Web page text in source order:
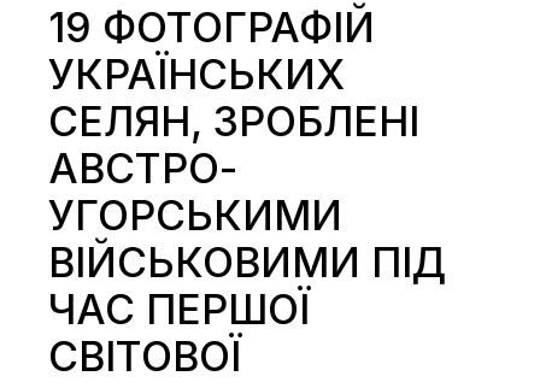
19 ФОТОГРАФІЙ
УКРАЇНСЬКИХ
СЕЛЯН, ЗРОБЛЕНІ
АВСТРО-
УГОРСЬКИМИ
ВІЙСЬКОВИМИ ПІД
ЧАС ПЕРШОЇ
СВІТОВОЇ